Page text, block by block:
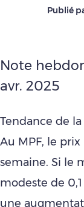
Publié
Note
avr. 2025
Tendance de
Au MPF, le
semaine. Si le
modeste de
une